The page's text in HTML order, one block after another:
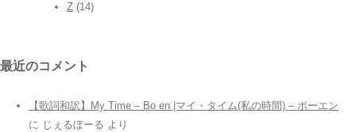
Z (14)
最近のコメント
【歌詞和訳】My Time – Bo en |マイ・タイム(私の時間) – ボーエン
に じぇるぼーる より